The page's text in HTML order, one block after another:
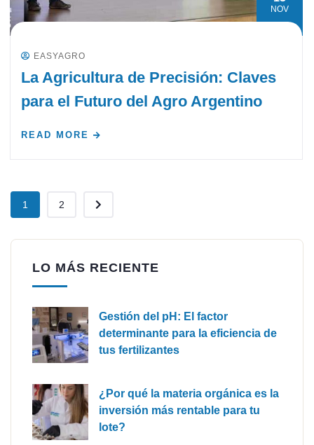
NOV
EASYAGRO
La Agricultura de Precisión: Claves
para el Futuro del Agro Argentino
READ MORE
1 2
LO MÁS RECIENTE
Gestión del pH: El factor
determinante para la eficiencia de
tus fertilizantes
¿Por qué la materia orgánica es la
inversión más rentable para tu
lote?